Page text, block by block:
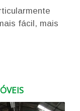
fácil, mais